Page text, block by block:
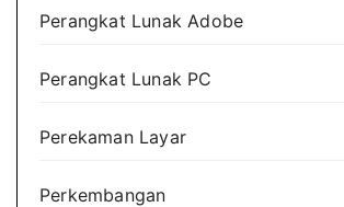
Perangkat Lunak Adobe
Perangkat Lunak PC
Perekaman Layar
Perkembangan